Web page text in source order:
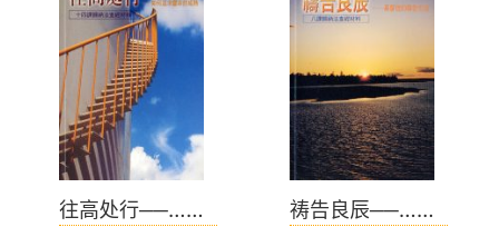
往高处行──……
祷告良辰──……